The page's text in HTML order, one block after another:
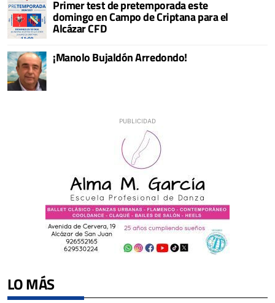
Primer test de pretemporada este
domingo en Campo de Criptana para el
Alcázar CFD
¡Manolo Bujaldón Arredondo!
LO MÁS